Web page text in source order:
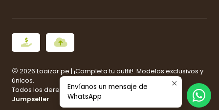
2026 Loaizar.pe | ¡Completa tu outfit!. Modelos exclusivos y
únicos.
Todos los derechos reservados.Desarrollado por
Jumpseller.
Envíanos un mensaje de
WhatsApp